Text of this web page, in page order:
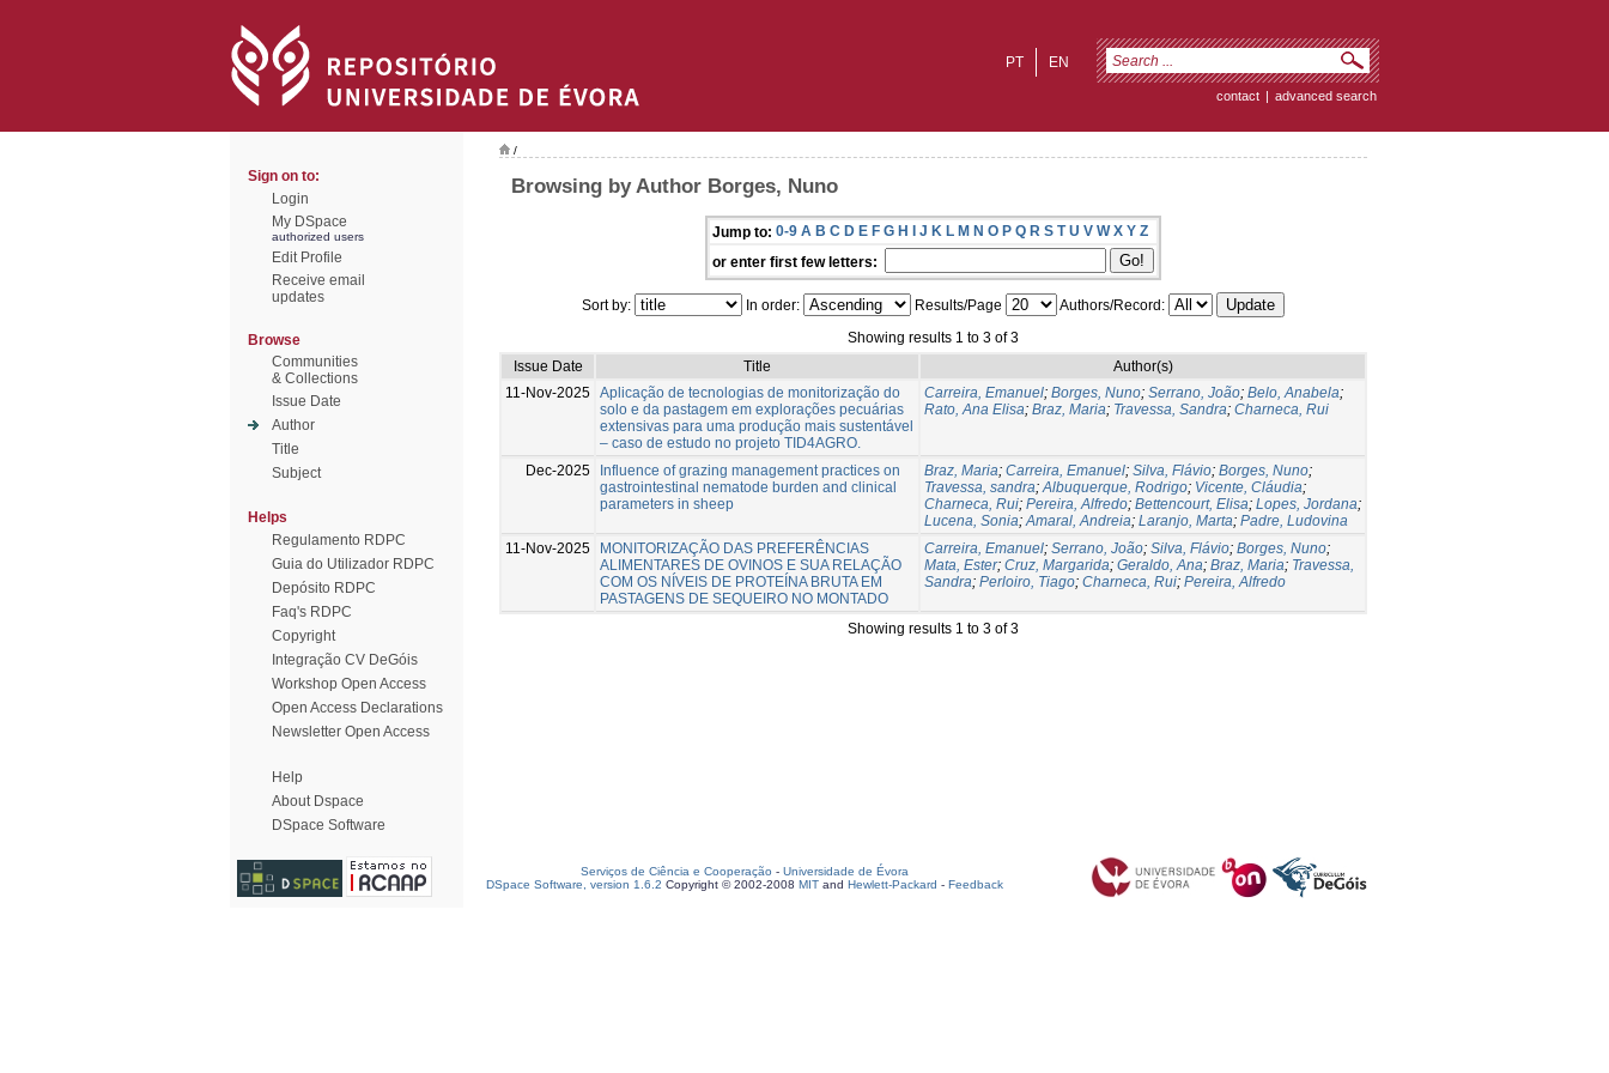
EN
PT
contact | advanced search
Sign on to:
Login
My DSpace
authorized users
Edit Profile
Receive email
updates
Browse
Communities
& Collections
Issue Date
Author
Title
Subject
Helps
Regulamento RDPC
Guia do Utilizador RDPC
Depósito RDPC
Faq's RDPC
Copyright
Integração CV DeGóis
Workshop Open Access
Open Access Declarations
Newsletter Open Access
Help
About Dspace
DSpace Software
/
Browsing by Author Borges, Nuno
Jump to: 0-9 A B C D E F G H I J K L M N O P Q R S T U V W X Y Z
or enter first few letters:
Sort by: In order: Results/Page
Authors/Record:
Showing results 1 to 3 of 3
Issue Date
Title
Author(s)
11-Nov-2025 Aplicação de tecnologias de monitorização do
solo e da pastagem em explorações pecuárias
extensivas para uma produção mais sustentável
– caso de estudo no projeto TID4AGRO.
Carreira, Emanuel; Borges, Nuno; Serrano, João; Belo, Anabela;
Rato, Ana Elisa; Braz, Maria; Travessa, Sandra; Charneca, Rui
Dec-2025
Influence of grazing management practices on
gastrointestinal nematode burden and clinical
parameters in sheep
Braz, Maria; Carreira, Emanuel; Silva, Flávio; Borges, Nuno;
Travessa, sandra;Albuquerque, Rodrigo; Vicente, Cláudia;
Charneca, Rui; Pereira, Alfredo; Bettencourt, Elisa; Lopes, Jordana;
Lucena, Sonia;Amaral, Andreia; Laranjo, Marta; Padre, Ludovina
11-Nov-2025
MONITORIZAÇÃO DAS PREFERÊNCIAS
ALIMENTARES DE OVINOS E SUA RELAÇÃO
COM OS NÍVEIS DE PROTEÍNA BRUTA EM
PASTAGENS DE SEQUEIRO NO MONTADO
Carreira, Emanuel; Serrano, João; Silva, Flávio; Borges, Nuno;
Mata, Ester; Cruz, Margarida; Geraldo, Ana; Braz, Maria; Travessa,
Sandra; Perloiro, Tiago; Charneca, Rui; Pereira, Alfredo
Showing results 1 to 3 of 3
Serviços de Ciência e Cooperação - Universidade de Évora
DSpace Software, version 1.6.2 Copyright © 2002-2008 MIT and Hewlett-Packard - Feedback